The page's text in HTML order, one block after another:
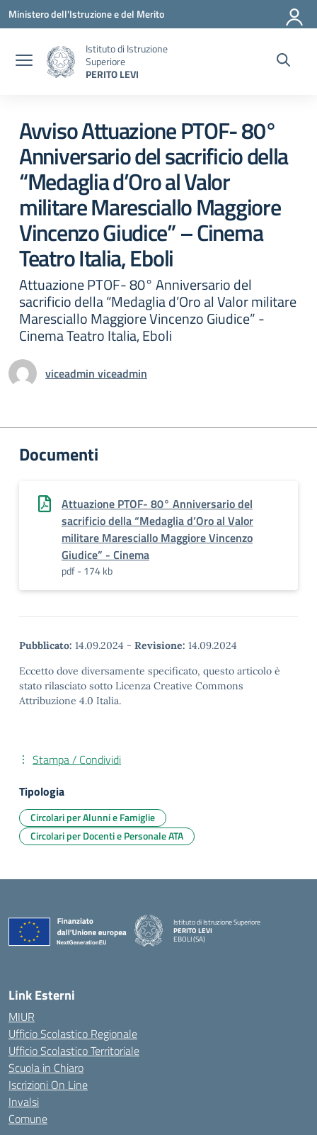
Vai ai contenuti
Vai al menu di navigazione
Vai al footer
Ministero dell'Istruzione e del Merito
Istituto di Istruzione
Superiore
PERITO LEVI
Avviso Attuazione PTOF- 80°
Anniversario del sacrificio della
“Medaglia d’Oro al Valor
militare Maresciallo Maggiore
Vincenzo Giudice” – Cinema
Teatro Italia, Eboli
Attuazione PTOF- 80° Anniversario del
sacrificio della “Medaglia d’Oro al Valor militare
Maresciallo Maggiore Vincenzo Giudice” -
Cinema Teatro Italia, Eboli
viceadmin viceadmin
Documenti
Attuazione PTOF- 80° Anniversario del
sacrificio della “Medaglia d’Oro al Valor
militare Maresciallo Maggiore Vincenzo
Giudice” - Cinema
pdf - 174 kb
Pubblicato: 14.09.2024 - Revisione: 14.09.2024
Eccetto dove diversamente specificato, questo articolo è
stato rilasciato sotto Licenza Creative Commons
Attribuzione 4.0 Italia.
Stampa / Condividi
Tipologia
Circolari per Alunni e Famiglie
Circolari per Docenti e Personale ATA
Istituto di Istruzione Superiore
PERITO LEVI
EBOLI (SA)
Link Esterni
MIUR
Ufficio Scolastico Regionale
Ufficio Scolastico Territoriale
Scuola in Chiaro
Iscrizioni On Line
Invalsi
Comune